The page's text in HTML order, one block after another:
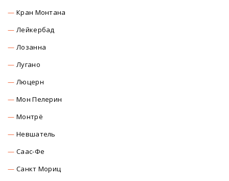
Кран Монтана
Лейкербад
Лозанна
Лугано
Люцерн
Мон Пелерин
Монтрё
Невшатель
Саас-Фе
Санкт Мориц